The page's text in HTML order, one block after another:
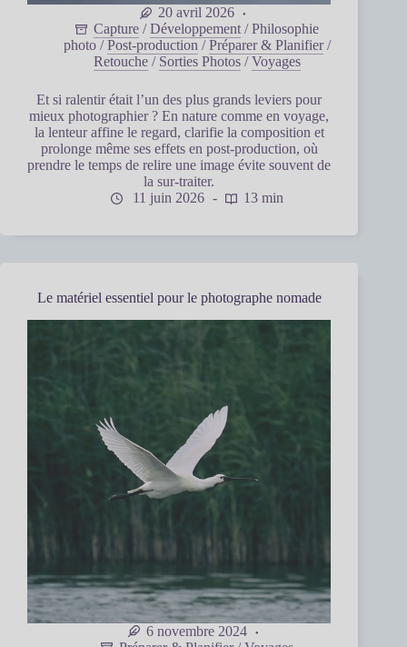
20 avril 2026
Capture /Développement /Philosophie
photo /Post-production /Préparer & Planifier/
Retouche / Sorties Photos /Voyages
Et si ralentir était l’un des plus grands leviers pour
mieux photographier ? En nature comme en voyage,
la lenteur affine le regard, clarifie la composition et
prolonge même ses effets en post-production, où
prendre le temps de relire une image évite souvent de
la sur-traiter.
11 juin 2026
13 min
Le matériel essentiel pour le photographe nomade
6 novembre 2024